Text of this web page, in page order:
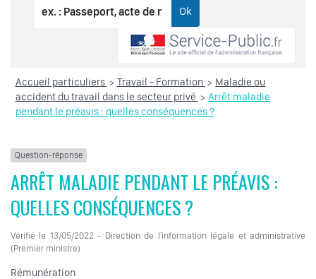
Accueil particuliers > Travail - Formation > Maladie ou
accident du travail dans le secteur privé > Arrêt maladie
pendant le préavis : quelles conséquences ?
Question-réponse
ARRÊT MALADIE PENDANT LE PRÉAVIS :
QUELLES CONSÉQUENCES ?
Vérifié le 13/05/2022 - Direction de l'information légale et administrative
(Premier ministre)
Rémunération